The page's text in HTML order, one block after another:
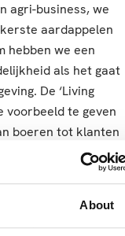
About
agri-business, we
aardappelen
hebben we een
als het gaat
De ‘Living
voorbeeld te geven
boeren tot klanten
serieuze impact